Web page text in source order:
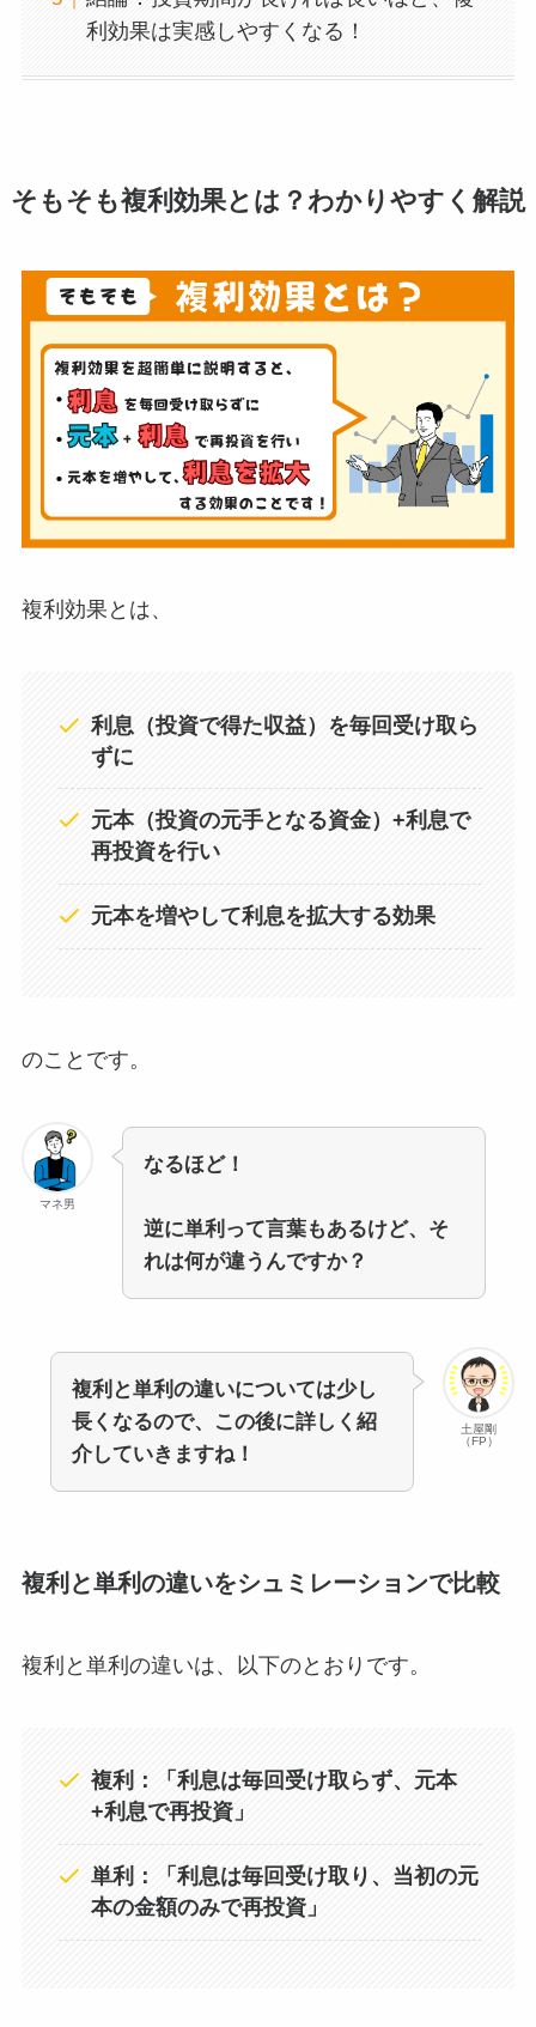
利効果は実感しやすくなる！
そもそも複利効果とは？わかりやすく解説
複利効果とは、
利息（投資で得た収益）を毎回受け取ら
ずに
元本（投資の元手となる資金）+利息で
再投資を行い
元本を増やして利息を拡大する効果
のことです。
マネ男
なるほど！
逆に単利って言葉もあるけど、そ
れは何が違うんですか？
土屋剛
（FP）
複利と単利の違いについては少し
長くなるので、この後に詳しく紹
介していきますね！
複利と単利の違いをシュミレーションで比較
複利と単利の違いは、以下のとおりです。
複利：「利息は毎回受け取らず、元本
+利息で再投資」
単利：「利息は毎回受け取り、当初の元
本の金額のみで再投資」